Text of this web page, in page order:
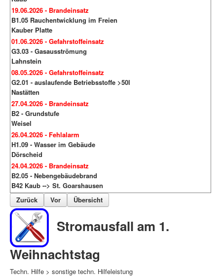
19.06.2026 - Brandeinsatz
B1.05 Rauchentwicklung im Freien
Kauber Platte
01.06.2026 - Gefahrstoffeinsatz
G3.03 - Gasausströmung
Lahnstein
08.05.2026 - Gefahrstoffeinsatz
G2.01 - auslaufende Betriebsstoffe >50l
Nastätten
27.04.2026 - Brandeinsatz
B2 - Grundstufe
Weisel
26.04.2026 - Fehlalarm
H1.09 - Wasser im Gebäude
Dörscheid
24.04.2026 - Brandeinsatz
B2.05 - Nebengebäudebrand
B42 Kaub --> St. Goarshausen
Zurück
Vor Übersicht
Stromausfall am 1.
Weihnachtstag
Techn. Hilfe > sonstige techn. Hilfeleistung